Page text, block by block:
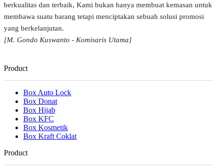
berkualitas dan terbaik, Kami bukan hanya membuat kemasan untuk
membawa suatu barang tetapi menciptakan sebuah solusi promosi
yang berkelanjutan.
[M. Gondo Kuswanto - Komisaris Utama]
Product
Box Auto Lock
Box Donat
Box Hijab
Box KFC
Box Kosmetik
Box Kraft Coklat
Product